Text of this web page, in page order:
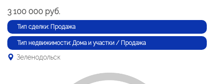
3 100 000 руб.
Тип сделки: Продажа
Тип недвижимости: Дома и участки / Продажа
Зеленодольск